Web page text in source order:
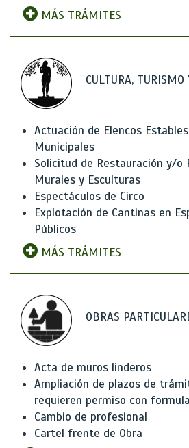
MÁS TRÁMITES
CULTURA, TURISMO
Actuación de Elencos
Municipales
Solicitud de Restauración y/o
Murales y Esculturas
Espectáculos de Circo
Explotación de Cantinas en
Públicos
MÁS TRÁMITES
OBRAS
Acta de muros linderos
Ampliación de plazos de
requieren permiso con
Cambio de profesional
Cartel frente de Obra